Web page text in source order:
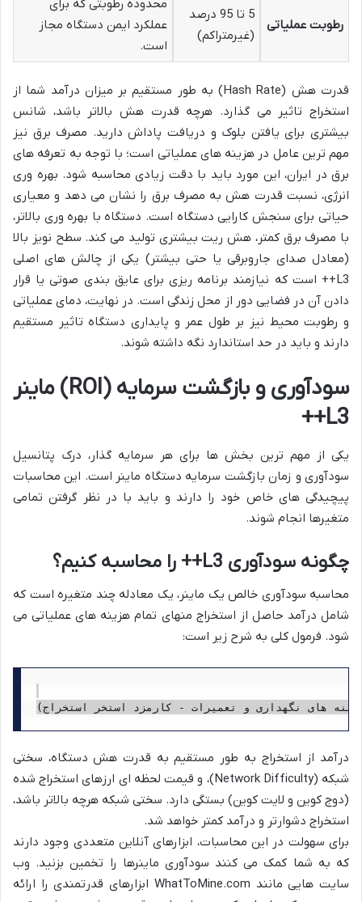
رطوبت عملیاتی
5 تا 95 درصد
(غیرمتراکم)
محدوده رطوبتی که برای
عملکرد ایمن دستگاه مجاز
است.
قدرت هش (Hash Rate) به طور مستقیم بر میزان درآمد شما از
استخراج تاثیر می گذارد. هرچه قدرت هش بالاتر باشد، شانس
بیشتری برای یافتن بلوک و دریافت پاداش دارید. مصرف برق نیز
مهم ترین عامل در هزینه های عملیاتی است؛ با توجه به تعرفه های
برق در ایران، این مورد باید با دقت زیادی محاسبه شود. بهره وری
انرژی، نسبت قدرت هش به مصرف برق را نشان می دهد و معیاری
حیاتی برای سنجش کارایی دستگاه است. دستگاه با بهره وری بالاتر،
با مصرف برق کمتر، هش ریت بیشتری تولید می کند. سطح نویز بالا
(معادل صدای جاروبرقی یا حتی بیشتر) یکی از چالش های اصلی
L3++ است که نیازمند برنامه ریزی برای عایق بندی صوتی یا قرار
دادن آن در فضایی دور از محل زندگی است. در نهایت، دمای عملیاتی
و رطوبت محیط نیز بر طول عمر و پایداری دستگاه تاثیر مستقیم
دارند و باید در حد استاندارد نگه داشته شوند.
سودآوری و بازگشت سرمایه (ROI) ماینر
L3++
یکی از مهم ترین بخش ها برای هر سرمایه گذار، درک پتانسیل
سودآوری و زمان بازگشت سرمایه دستگاه ماینر است. این محاسبات
پیچیدگی های خاص خود را دارند و باید با در نظر گرفتن تمامی
متغیرها انجام شوند.
چگونه سودآوری L3++ را محاسبه کنیم؟
محاسبه سودآوری خالص یک ماینر، یک معادله چند متغیره است که
شامل درآمد حاصل از استخراج منهای تمام هزینه های عملیاتی می
شود. فرمول کلی به شرح زیر است:
درآمد از استخراج به طور مستقیم به قدرت هش دستگاه، سختی
شبکه (Network Difficulty)، و قیمت لحظه ای ارزهای استخراج شده
(دوج کوین و لایت کوین) بستگی دارد. سختی شبکه هرچه بالاتر باشد،
استخراج دشوارتر و درآمد کمتر خواهد شد.
برای سهولت در این محاسبات، ابزارهای آنلاین متعددی وجود دارند
که به شما کمک می کنند سودآوری ماینرها را تخمین بزنید. وب
سایت هایی مانند WhatToMine.com ابزارهای قدرتمندی را ارائه